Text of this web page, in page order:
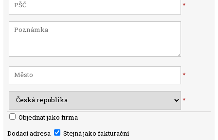
*
*
*
Objednat jako firma
Dodací adresa
Stejná jako fakturační